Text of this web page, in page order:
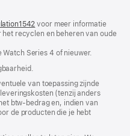
(wordt
in
venster
voor meer informatie
recyclen en beheren van oude
Watch Series 4 of nieuwer.
van toepassing zijnde
(tenzij anders
btw-bedrag en, indien van
de producten die je hebt